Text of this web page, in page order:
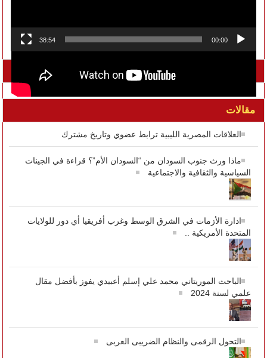
00:00
38:54
تواصل معنا على الفيسبوك
مقالات
العلاقات المصرية الليبية ترابط عضوي وتاريخ مشترك
ماذا ورث جنوب السودان من “السودان الأم”؟ قراءة في الجينات
السياسية والثقافية والاجتماعية
ادارة الأزمات في الشرق الوسط وغرب أفريقيا أي دور للولايات
المتحدة الأمريكية ..
الباحث الموريتاني محمد علي إسلم أعبيدي يفوز بأفضل مقال
علمي لسنة 2024
التحول الرقمى والنظام الضريبى العربى